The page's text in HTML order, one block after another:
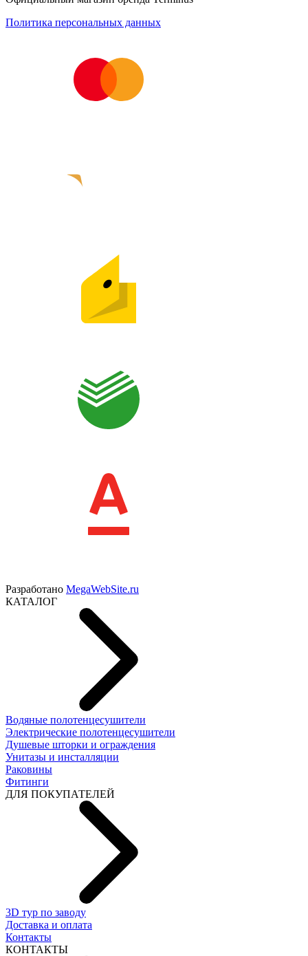
Политика персональных данных
Разработано MegaWebSite.ru
КАТАЛОГ
Водяные полотенцесушители
Электрические полотенцесушители
Душевые шторки и ограждения
Унитазы и инсталляции
Раковины
Фитинги
ДЛЯ ПОКУПАТЕЛЕЙ
3D тур по заводу
Доставка и оплата
Контакты
КОНТАКТЫ